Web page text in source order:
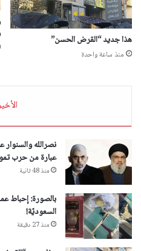
هذا جديد “القرض الحسن”
منذ ساعة واحدة
نصرالله
عبارة من حرب
منذ 48 ثانية
بالصورة: إحباط
السعوديّة!
منذ 27 دقيقة